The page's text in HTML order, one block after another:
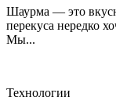
Шаурма — это
перекуса нередко
Мы...
Технологии